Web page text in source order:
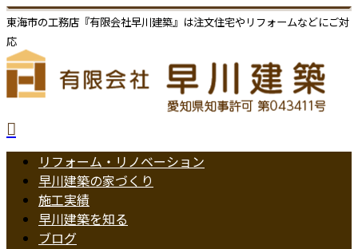
東海市の工務店『有限会社早川建築』は注文住宅やリフォームなどにご対
応
リフォーム・リノベーション
早川建築の家づくり
施工実績
早川建築を知る
ブログ